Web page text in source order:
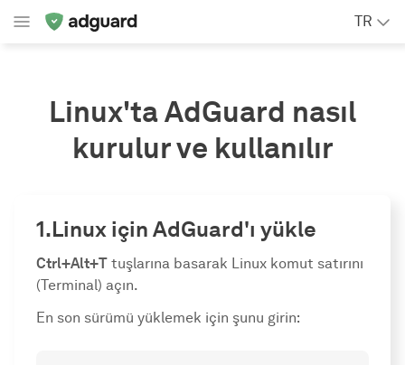
TR
Linux'ta AdGuard nasıl
kurulur ve kullanılır
Linux için AdGuard'ı yükle
Ctrl+Alt+T tuşlarına basarak Linux komut satırını
(Terminal) açın.
En son sürümü yüklemek için şunu girin: